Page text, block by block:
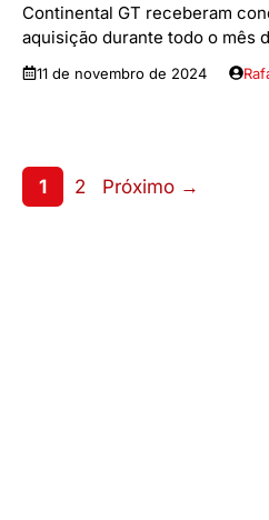
Continental GT receberam
aquisição durante todo o mês
11 de novembro de 2024
Page
1 Page
2 Próximo →